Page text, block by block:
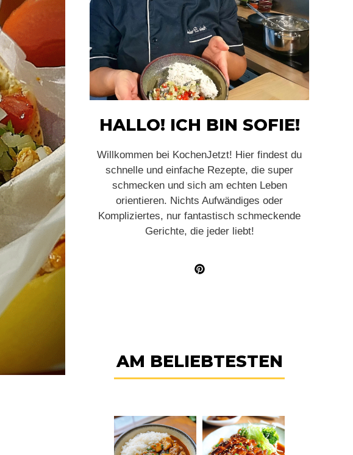
HALLO! ICH BIN SOFIE!
Willkommen bei KochenJetzt! Hier findest du
schnelle und einfache Rezepte, die super
schmecken und sich am echten Leben
orientieren. Nichts Aufwändiges oder
Kompliziertes, nur fantastisch schmeckende
Gerichte, die jeder liebt!
AM BELIEBTESTEN